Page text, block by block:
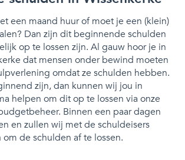
een maand huur of moet je een (klein)
Dan zijn dit beginnende schulden
op te lossen zijn. Al gauw hoor je in
dat mensen onder bewind moeten
omdat ze schulden hebben.
zijn, dan kunnen wij jou in
helpen om dit op te lossen via onze
Binnen een paar dagen
en zullen wij met de schuldeisers
om de schulden af te lossen.